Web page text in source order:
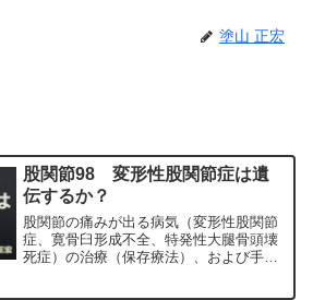
塗山 正宏
股関節98 変形性股関節症は遺
伝するか？
股関節の痛みが出る病気（変形性股関節
症、寛骨臼形成不全、特発性大腿骨頭壊
死症）の治療（保存療法）、および手術